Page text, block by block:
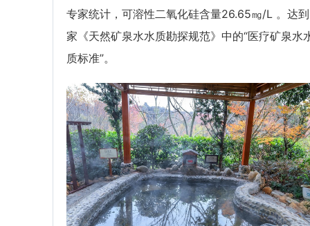
专家统计，可溶性二氧化硅含量26.65㎎/L 。达
家《天然矿泉水水质勘探规范》中的“医疗矿泉水
质标准”。